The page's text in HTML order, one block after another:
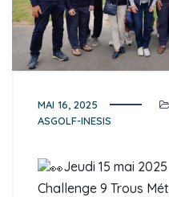
MAI 16, 2025
ASGOLF-INESIS
Jeudi 15 mai
Challenge 9 Trous